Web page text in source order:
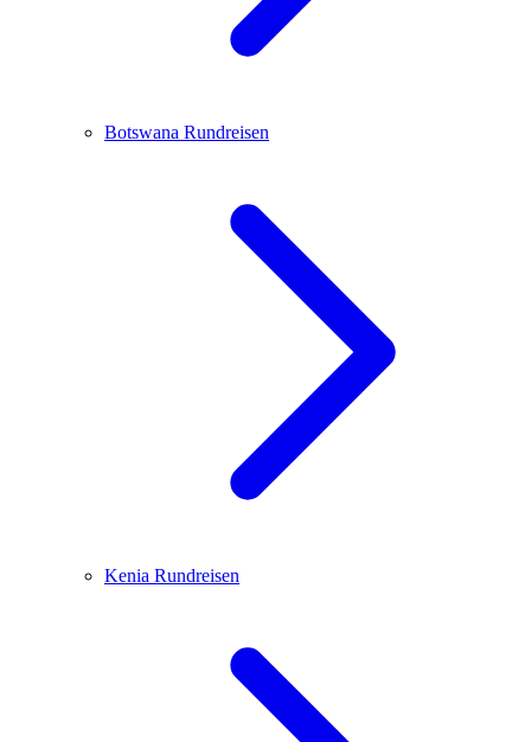
Botswana Rundreisen
Kenia Rundreisen